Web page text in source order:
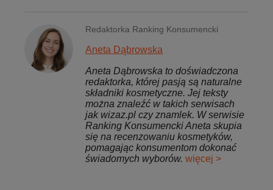
Redaktorka Ranking Konsumencki
Aneta Dąbrowska
Aneta Dąbrowska to doświadczona
redaktorka, której pasją są naturalne
składniki kosmetyczne. Jej teksty
można znaleźć w takich serwisach
jak wizaz.pl czy znamlek. W serwisie
Ranking Konsumencki Aneta skupia
się na recenzowaniu kosmetyków,
pomagając konsumentom dokonać
świadomych wyborów. więcej >